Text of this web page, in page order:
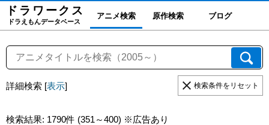
ドラワーク ス
ドラえもんデータベース
アニメ検索 原作検索 ブログ
詳細検索 [表示] 検索条件をリセット
検索結果: 1790件 (351～400) ※広告あり